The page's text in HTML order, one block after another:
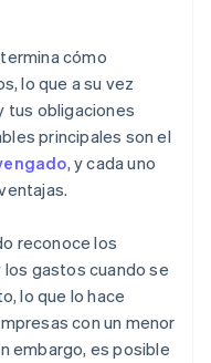
cómo
lo que a su vez
tus obligaciones
principales son el
, y cada uno
reconoce los
gastos cuando se
lo que lo hace
con un menor
embargo, es posible